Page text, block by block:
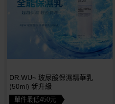
DR.WU~ 玻尿酸保濕精華乳
(50ml) 新升級
單件最低450元